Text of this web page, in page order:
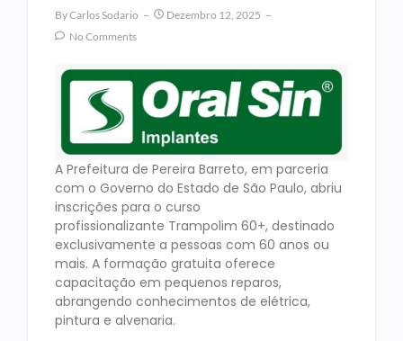
ByCarlos Sodario
Dezembro 12, 2025
No Comments
A Prefeitura de Pereira Barreto, em parceria
com o Governo do Estado de São Paulo, abriu
inscrições para o curso
profissionalizante Trampolim 60+, destinado
exclusivamente a pessoas com 60 anos ou
mais. A formação gratuita oferece
capacitação em pequenos reparos,
abrangendo conhecimentos de elétrica,
pintura e alvenaria.